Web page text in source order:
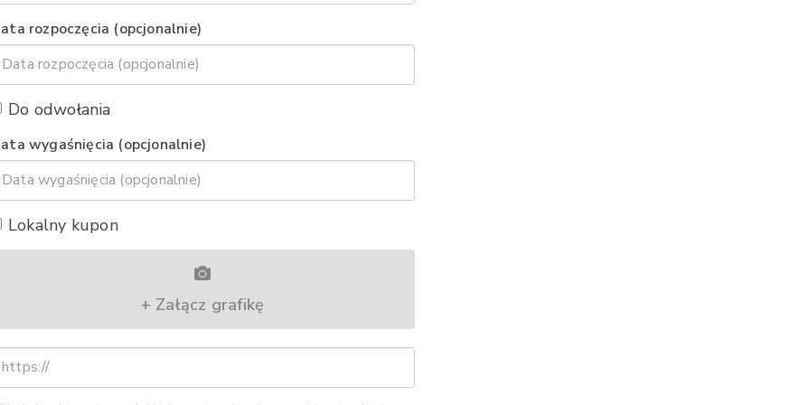
rozpoczęcia (opcjonalnie)
Do odwołania
wygaśnięcia (opcjonalnie)
Lokalny kupon
+ Załącz grafikę